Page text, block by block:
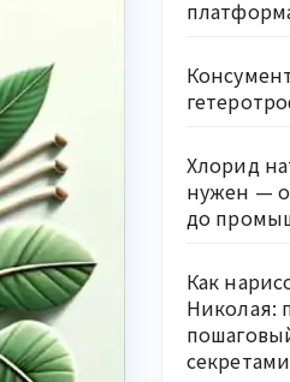
Хлорид
нужен —
до
Как
Николая: